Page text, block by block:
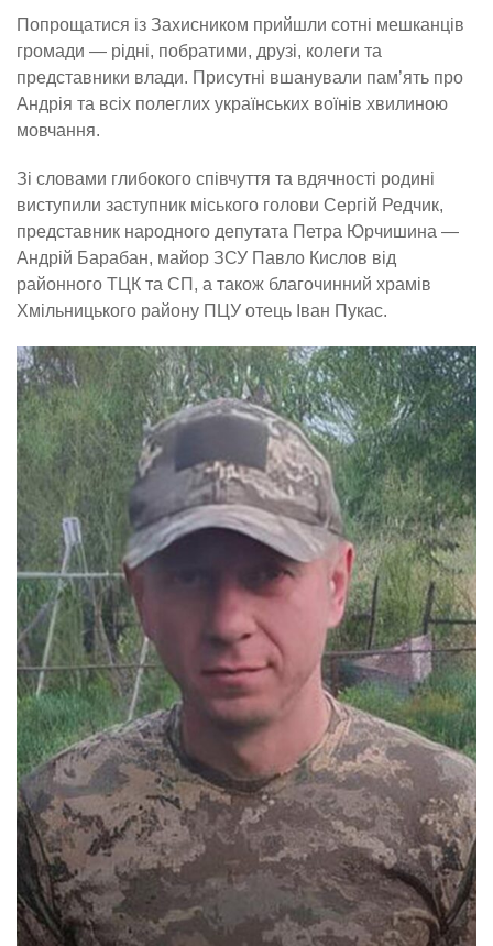
Попрощатися із Захисником прийшли сотні мешканців
громади — рідні, побратими, друзі, колеги та
представники влади. Присутні вшанували пам’ять про
Андрія та всіх полеглих українських воїнів хвилиною
мовчання.
Зі словами глибокого співчуття та вдячності родині
виступили заступник міського голови Сергій Редчик,
представник народного депутата Петра Юрчишина —
Андрій Барабан, майор ЗСУ Павло Кислов від
районного ТЦК та СП, а також благочинний храмів
Хмільницького району ПЦУ отець Іван Пукас.